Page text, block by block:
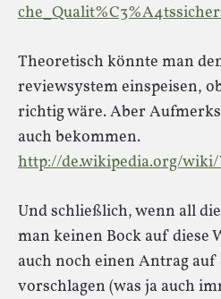
Theoretisch könnte man
reviewsystem einspeisen,
richtig wäre. Aber
auch bekommen.
http://de.wikipedia.org/
Und schließlich, wenn all
man keinen Bock auf diese
auch noch einen Antrag
vorschlagen (was ja auch